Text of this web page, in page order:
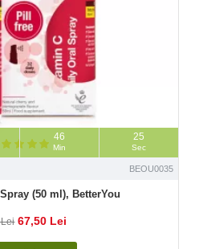
46
Min
23
Sec
BEOU0035
(50 ml), BetterYou
67,50 Lei